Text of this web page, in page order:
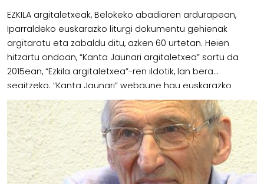
EZKILA argitaletxeak, Belokeko abadiaren ardurapean,
Iparraldeko euskarazko liturgi dokumentu gehienak
argitaratu eta zabaldu ditu, azken 60 urtetan. Heien
hitzartu ondoan, “Kanta Jaunari argitaletxea” sortu da
2015ean, “Ezkila argitaletxea”-ren ildotik, lan bera
segitzeko. “Kanta Jaunari” webgune hau euskarazko
liturgiaren elizbarrutiko webgunea da. 2024an ideki
webgune hunen sortzaileek elizbarrutiko lan talde
askotan parte hartzen dute : Lantalde […]